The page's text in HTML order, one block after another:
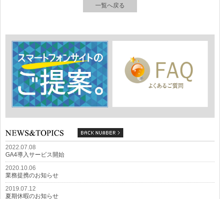
一覧へ戻る
2022.07.08
GA4導入サービス開始
2020.10.06
業務提携のお知らせ
2019.07.12
夏期休暇のお知らせ